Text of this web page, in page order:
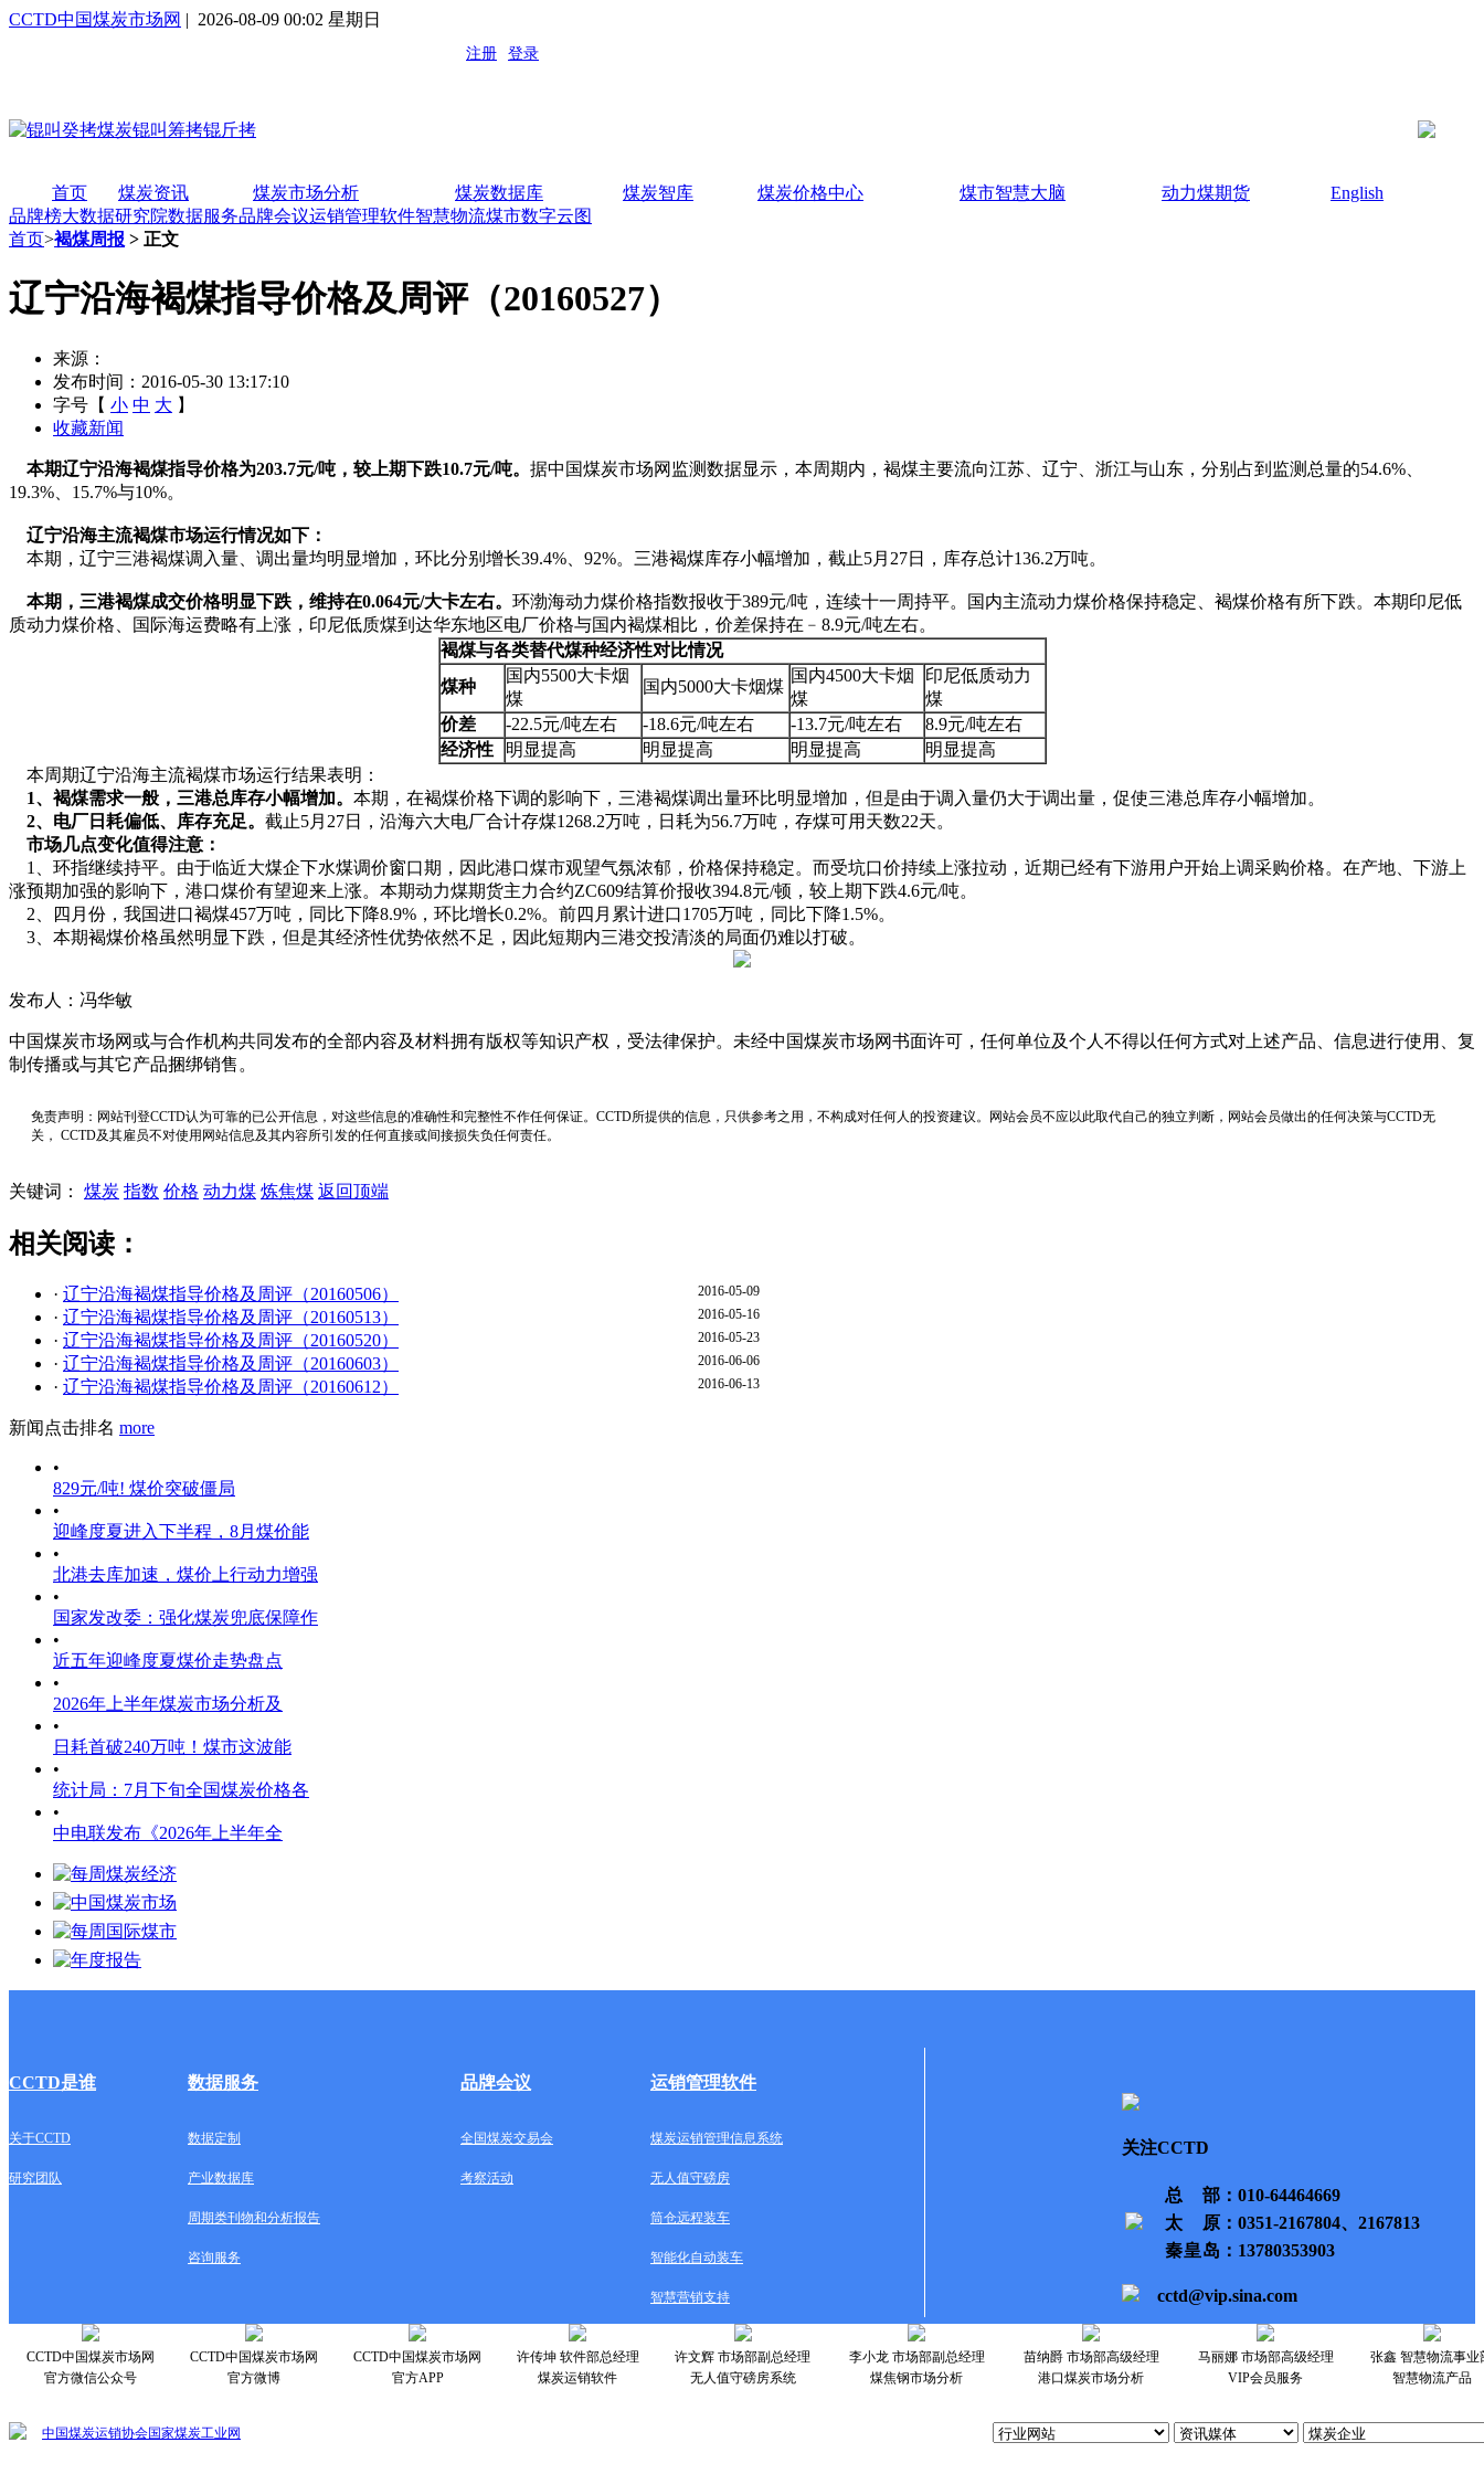
CCTD中国煤炭市场网 | 2026-08-09 00:02 星期日
首页 煤炭资讯 煤炭市场分析 煤炭数据库 煤炭智库 煤炭价格中心 煤市智慧大脑 动力煤期货
English
品牌榜大数据研究院数据服务品牌会议运销管理软件智慧物流煤市数字云图
首页>褐煤周报 > 正文
辽宁沿海褐煤指导价格及周评（20160527）
来源：
发布时间：2016-05-30 13:17:10
字号【 小 中 大 】
收藏新闻
本期辽宁沿海褐煤指导价格为203.7元/吨，较上期下跌10.7元/吨。 据中国煤炭市场网监测数据显示，本周期内，褐煤主要流向江苏、辽宁、浙江与山东，分别占到监测总量的54.6%、
19.3%、15.7%与10%。
辽宁沿海主流褐煤市场运行情况如下：
本期，辽宁三港褐煤调入量、调出量均明显增加，环比分别增长39.4%、92%。三港褐煤库存小幅增加，截止5月27日，库存总计136.2万吨。
本期，三港褐煤成交价格明显下跌，维持在0.064元/大卡左右。 环渤海动力煤价格指数报收于389元/吨，连续十一周持平。国内主流动力煤价格保持稳定、褐煤价格有所下跌。本期印尼低
质动力煤价格、国际海运费略有上涨，印尼低质煤到达华东地区电厂价格与国内褐煤相比，价差保持在﹣8.9元/吨左右。
褐煤与各类替代煤种经济性对比情况
煤种
国内5500大卡烟
煤
国内5000大卡烟煤
国内4500大卡烟
煤
印尼低质动力
煤
价差
-22.5元/吨左右 -18.6元/吨左右 -13.7元/吨左右
8.9元/吨左右
经济性
明显提高 明显提高 明显提高
明显提高
本周期辽宁沿海主流褐煤市场运行结果表明：
1、褐煤需求一般，三港总库存小幅增加。 本期，在褐煤价格下调的影响下，三港褐煤调出量环比明显增加，但是由于调入量仍大于调出量，促使三港总库存小幅增加。
2、电厂日耗偏低、库存充足。 截止5月27日，沿海六大电厂合计存煤1268.2万吨，日耗为56.7万吨，存煤可用天数22天。
市场几点变化值得注意：
1、环指继续持平。由于临近大煤企下水煤调价窗口期，因此港口煤市观望气氛浓郁，价格保持稳定。而受坑口价持续上涨拉动，近期已经有下游用户开始上调采购价格。在产地、下游上
涨预期加强的影响下，港口煤价有望迎来上涨。本期动力煤期货主力合约ZC609结算价报收394.8元/顿，较上期下跌4.6元/吨。
2、四月份，我国进口褐煤457万吨，同比下降8.9%，环比增长0.2%。前四月累计进口1705万吨，同比下降1.5%。
3、本期褐煤价格虽然明显下跌，但是其经济性优势依然不足，因此短期内三港交投清淡的局面仍难以打破。
发布人：冯华敏
中国煤炭市场网或与合作机构共同发布的全部内容及材料拥有版权等知识产权，受法律保护。未经中国煤炭市场网书面许可，任何单位及个人不得以任何方式对上述产品、信息进行使用、复
制传播或与其它产品捆绑销售。
免责声明：网站刊登CCTD认为可靠的已公开信息，对这些信息的准确性和完整性不作任何保证。CCTD所提供的信息，只供参考之用，不构成对任何人的投资建议。网站会员不应以此取代自己的独立判断，网站会员做出的任何决策与CCTD无
关， CCTD及其雇员不对使用网站信息及其内容所引发的任何直接或间接损失负任何责任。
关键词： 煤炭 指数 价格 动力煤 炼焦煤 返回顶端
相关阅读：
· 辽宁沿海褐煤指导价格及周评（20160506） 2016-05-09
· 辽宁沿海褐煤指导价格及周评（20160513） 2016-05-16
· 辽宁沿海褐煤指导价格及周评（20160520） 2016-05-23
· 辽宁沿海褐煤指导价格及周评（20160603） 2016-06-06
· 辽宁沿海褐煤指导价格及周评（20160612） 2016-06-13
新闻点击排名 more
•
829元/吨! 煤价突破僵局
•
迎峰度夏进入下半程，8月煤价能
•
北港去库加速，煤价上行动力增强
•
国家发改委：强化煤炭兜底保障作
•
近五年迎峰度夏煤价走势盘点
•
2026年上半年煤炭市场分析及
•
日耗首破240万吨！煤市这波能
•
统计局：7月下旬全国煤炭价格各
•
中电联发布《2026年上半年全
CCTD是谁 数据服务 品牌会议 运销管理软件
关于CCTD 数据定制 全国煤炭交易会 煤炭运销管理信息系统
研究团队 产业数据库 考察活动 无人值守磅房
周期类刊物和分析报告 筒仓远程装车
咨询服务 智能化自动装车
智慧营销支持
关注CCTD
总部 ：010-64464669
太原 ：0351-2167804、2167813
秦皇岛 ：13780353903
cctd@vip.sina.com
CCTD中国煤炭市场网
官方微信公众号
CCTD中国煤炭市场网
官方微博
CCTD中国煤炭市场网
官方APP
许传坤 软件部总经理
煤炭运销软件
许文辉 市场部副总经理
无人值守磅房系统
李小龙 市场部副总经理
煤焦钢市场分析
苗纳爵 市场部高级经理
港口煤炭市场分析
马丽娜 市场部高级经理
VIP会员服务
张鑫 智慧物流事业
智慧物流产品
中国煤炭运销协会国家煤炭工业网